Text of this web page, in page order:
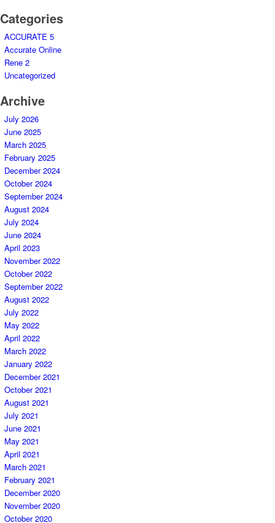
Categories
ACCURATE 5
Accurate Online
Rene 2
Uncategorized
Archive
July 2026
June 2025
March 2025
February 2025
December 2024
October 2024
September 2024
August 2024
July 2024
June 2024
April 2023
November 2022
October 2022
September 2022
August 2022
July 2022
May 2022
April 2022
March 2022
January 2022
December 2021
October 2021
August 2021
July 2021
June 2021
May 2021
April 2021
March 2021
February 2021
December 2020
November 2020
October 2020